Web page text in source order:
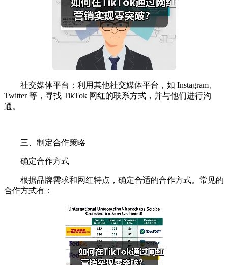
社交媒体平台：利用其他社交媒体平台，如 Instagram、
Twitter 等，寻找 TikTok 网红的联系方式，并与他们进行沟
通。
三、制定合作策略
确定合作方式
根据品牌需求和网红特点，确定合适的合作方式。常见的
合作方式有：